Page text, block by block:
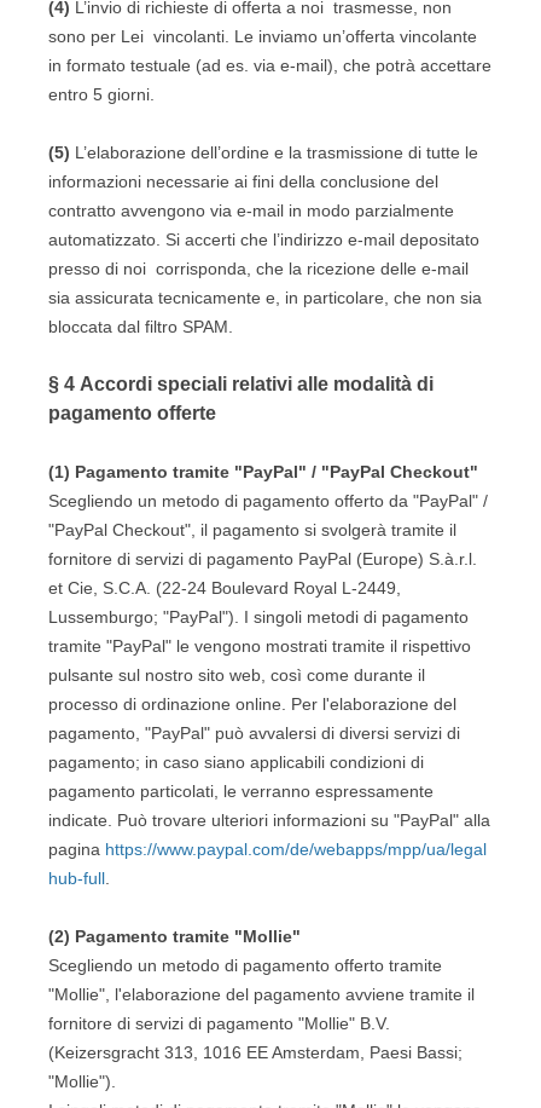
(4) L’invio di richieste di offerta a noi trasmesse, non
sono per Lei vincolanti. Le inviamo un’offerta vincolante
in formato testuale (ad es. via e-mail), che potrà accettare
entro 5 giorni.
(5) L’elaborazione dell’ordine e la trasmissione di tutte le
informazioni necessarie ai fini della conclusione del
contratto avvengono via e-mail in modo parzialmente
automatizzato. Si accerti che l’indirizzo e-mail depositato
presso di noi corrisponda, che la ricezione delle e-mail
sia assicurata tecnicamente e, in particolare, che non sia
bloccata dal filtro SPAM.
§ 4 Accordi speciali relativi alle modalità di
pagamento offerte
(1) Pagamento tramite "PayPal" / "PayPal Checkout"
Scegliendo un metodo di pagamento offerto da "PayPal" /
"PayPal Checkout", il pagamento si svolgerà tramite il
fornitore di servizi di pagamento PayPal (Europe) S.à.r.l.
et Cie, S.C.A. (22-24 Boulevard Royal L-2449,
Lussemburgo; "PayPal"). I singoli metodi di pagamento
tramite "PayPal" le vengono mostrati tramite il rispettivo
pulsante sul nostro sito web, così come durante il
processo di ordinazione online. Per l'elaborazione del
pagamento, "PayPal" può avvalersi di diversi servizi di
pagamento; in caso siano applicabili condizioni di
pagamento particolati, le verranno espressamente
indicate. Può trovare ulteriori informazioni su "PayPal" alla
pagina https://www.paypal.com/de/webapps/mpp/ua/legal
hub-full
(2) Pagamento tramite "Mollie"
Scegliendo un metodo di pagamento offerto tramite
"Mollie", l'elaborazione del pagamento avviene tramite il
fornitore di servizi di pagamento "Mollie" B.V.
(Keizersgracht 313, 1016 EE Amsterdam, Paesi Bassi;
"Mollie").